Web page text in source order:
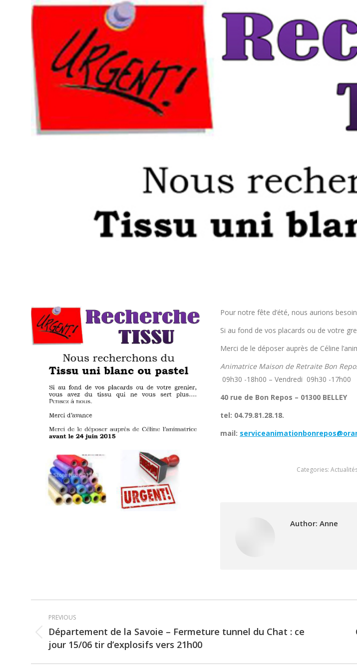
Pour notre fête d’été, nous aurions
Si au fond de vos placards ou de votre
Merci de le déposer auprès de Céline
Animatrice Maison de Retraite Bon
09h30 -18h00 – Vendredi 09h30 -17h00
40 rue de Bon Repos – 01300 BELLEY
tel: 04.79.81.28.18.
mail:
Categories:
Author: Anne
Post
navigation
PREVIOUS
Previous
post:
Département de la Savoie – Fermeture tunnel du Chat : ce
jour 15/06 tir d’explosifs vers 21h00